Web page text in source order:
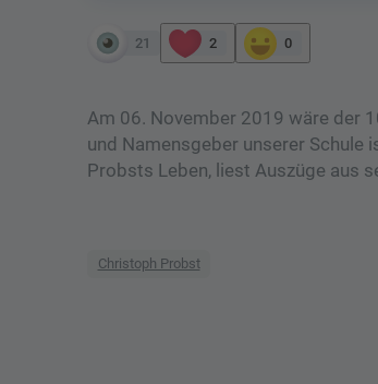
21 2 0
Am 06. November 2019 wäre der
und Namensgeber unserer
Probsts Leben, liest Auszüge aus
Christoph Probst